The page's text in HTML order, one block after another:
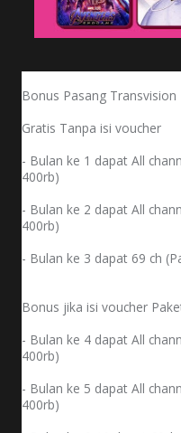
Bonus Pasang Transvision
Gratis Tanpa isi voucher
- Bulan ke 1 dapat All
400rb)
- Bulan ke 2 dapat All
400rb)
Bonus jika isi voucher
- Bulan ke 4 dapat All
400rb)
- Bulan ke 5 dapat All
400rb)